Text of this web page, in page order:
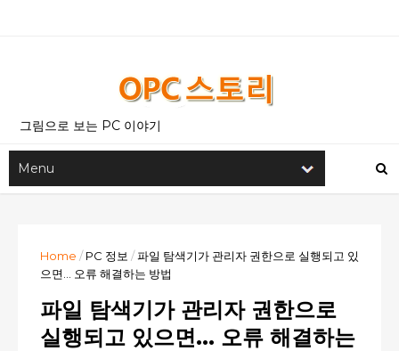
그림으로 보는 PC 이야기
Home / PC 정보 /파일 탐색기가 관리자 권한으로 실행되고 있
으면... 오류 해결하는 방법
파일 탐색기가 관리자 권한으로
실행되고 있으면... 오류 해결하는